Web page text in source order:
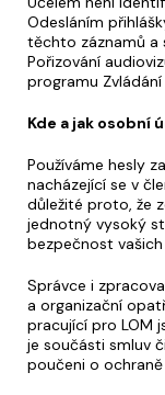
Odesláním
těchto záznamů a
Pořizování
programu Zvládání
Kde a jak osobní
Používáme hesly
nacházející se v
důležité proto, že
jednotný vysoký
bezpečnost vašich
Správce i
a organizační
pracující pro LOM
je součásti smluv
poučeni o